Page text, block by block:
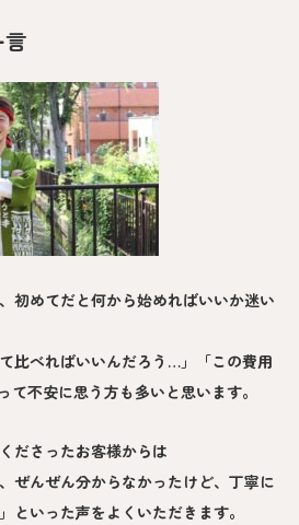
初めてだと何から始めればいいか迷い
比べればいいんだろう…」「この費用
不安に思う方も多いと思います。
ださったお客様からは
ぜんぜん分からなかったけど、丁寧に
といった声をよくいただきます。